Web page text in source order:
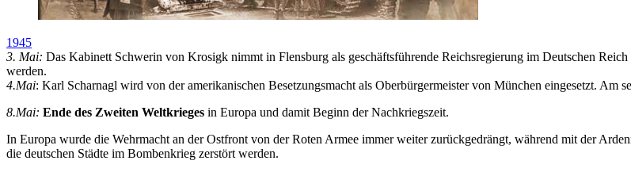
1945
3. Mai: Das Kabinett Schwerin von Krosigk nimmt in Flensburg als geschäftsführende Reichsregierung im Deutschen
werden.
4.Mai: Karl Scharnagl wird von der amerikanischen Besetzungsmacht als Oberbürgermeister von München eingesetzt. Am
8.Mai: Ende des Zweiten Weltkrieges in Europa und damit Beginn der Nachkriegszeit.
In Europa wurde die Wehrmacht an der Ostfront von der Roten Armee immer weiter zurückgedrängt, während mit der
die deutschen Städte im Bombenkrieg zerstört werden.